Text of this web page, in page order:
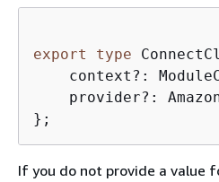
export type
context?:
provider?:
};
If you do not provide a value